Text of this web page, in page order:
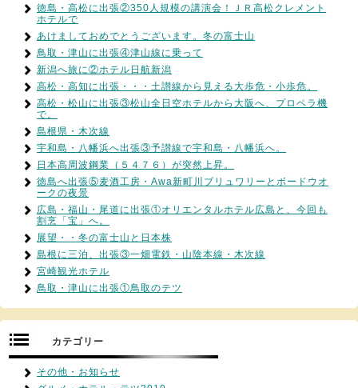
徳島・高松に出張②350人規模の講演会！ＪＲ高松クレメント
ホテルで
あけましておめでとうございます。冬の富士山
鳥取・津山に出張④津山線に乗って
新潟へ旅に②ホテル日航新潟
高松・高知に出張・・・土讃線から見える大歩危・小歩危。
高松・松山に出張③松山全日空ホテルから大阪へ、プロペラ機
で。
島根県・木次線
宇和島・八幡浜へ出張③予讃線で宇和島・八幡浜へ。
日本高周波鋼業（５４７６）が突然上昇。
徳島へ出張⑤麦酒工房・Awa新町川ブリュワリーとボードウオ
ークの夜景
広島・福山・尾道に出張①オリエンタルホテル広島と、今回も
割烹「宝」へ。
展望・・冬の富士山と日本株
島根に三泊、出張③一畑電鉄・山陰本線・木次線
宮崎観光ホテル
鳥取・津山に出張①鳥取のテツ
カテゴリー
その他・お知らせ